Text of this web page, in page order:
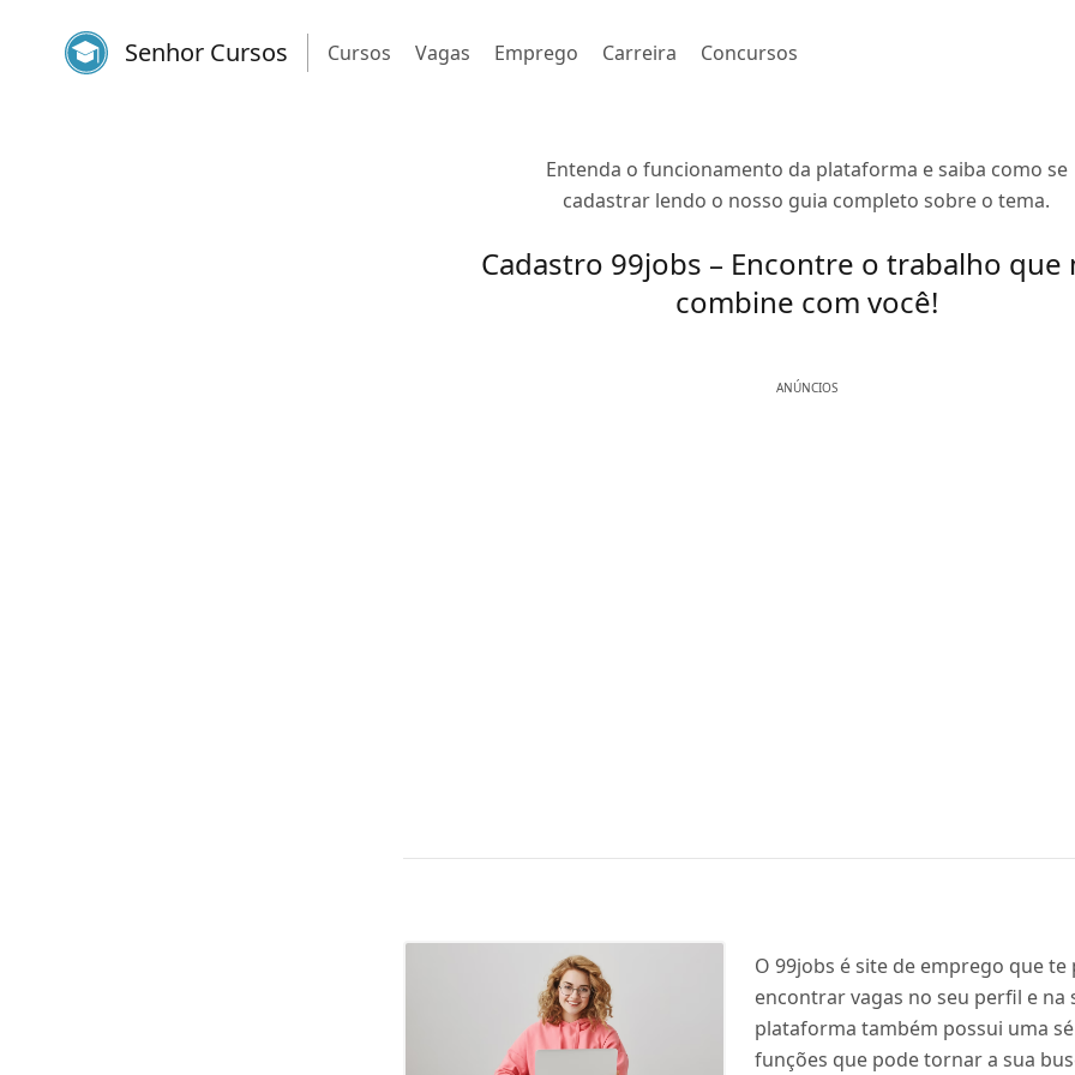
Senhor Cursos Cursos Vagas Emprego Carreira Concursos
Entenda o funcionamento da plataforma e saiba como se
cadastrar lendo o nosso guia completo sobre o tema.
Cadastro 99jobs – Encontre o trabalho que
combine com você!
ANÚNCIOS
O 99jobs é site de emprego que
encontrar vagas no seu perfil e na
plataforma também possui uma
funções que pode tornar a sua